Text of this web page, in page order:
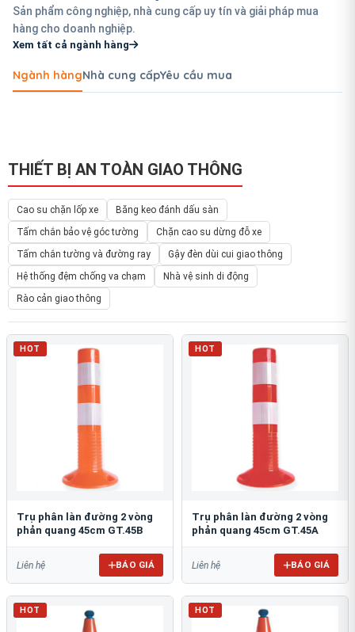
Sản phẩm công nghiệp, nhà cung cấp uy tín và giải pháp mua
hàng cho doanh nghiệp.
Xem tất cả ngành hàng
Ngành hàngNhà cung cấpYêu cầu mua
THIẾT BỊ AN TOÀN GIAO THÔNG
Cao su chặn lốp xe
Băng keo đánh dấu sàn
Tấm chắn bảo vệ góc tường
Chặn cao su dừng đỗ xe
Tấm chắn tường và đường ray
Gậy đèn dùi cui giao thông
Hệ thống đệm chống va chạm
Nhà vệ sinh di động
Rào cản giao thông
HOT
Trụ phân làn đường 2 vòng
phản quang 45cm GT.45B
Liên hệ BÁO GIÁ
HOT
Trụ phân làn đường 2 vòng
phản quang 45cm GT.45A
Liên hệ BÁO GIÁ
HOT HOT